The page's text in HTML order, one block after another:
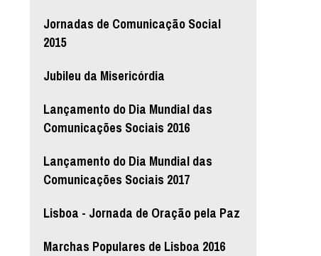
Jornadas de Comunicação Social
2015
Jubileu da Misericórdia
Lançamento do Dia Mundial das
Comunicações Sociais 2016
Lançamento do Dia Mundial das
Comunicações Sociais 2017
Lisboa - Jornada de Oração pela Paz
Marchas Populares de Lisboa 2016